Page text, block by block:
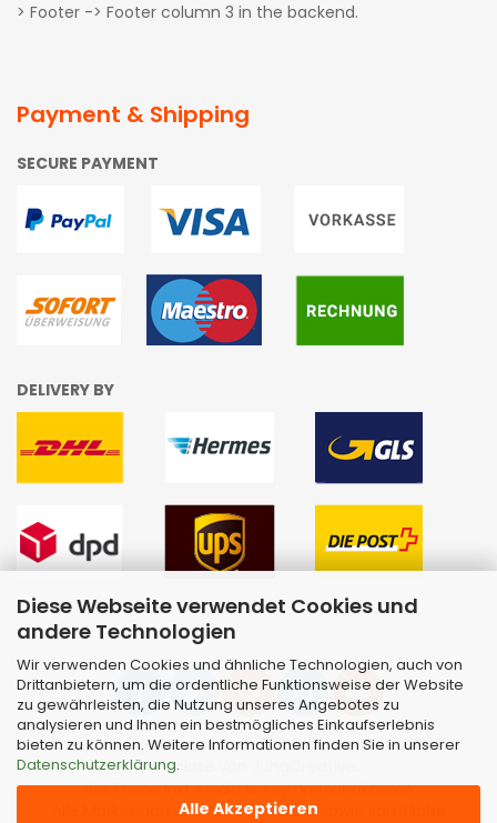
Diese Webseite verwendet Cookies und
andere Technologien
Wir verwenden Cookies und ähnliche Technologien, auch von
Drittanbietern, um die ordentliche Funktionsweise der Website
zu gewährleisten, die Nutzung unseres Angebotes zu
analysieren und Ihnen ein bestmögliches Einkaufserlebnis
bieten zu können. Weitere Informationen finden Sie in unserer
Datenschutzerklärung.
Alle Akzeptieren
> Footer -> Footer column 3 in the backend.
Payment & Shipping
SECURE PAYMENT
DELIVERY BY
Shopping Cart Softwareby Gambio.com © 2026 |
Template von
Alle Preise inkl. MwSt. & zzgl. Versandkosten
Alle Markennamen, Warenzeichen sowie sämtliche